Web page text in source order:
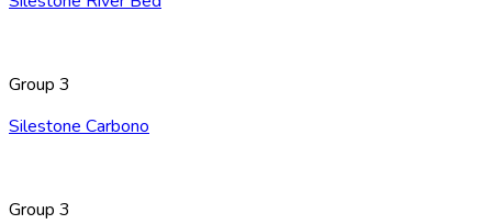
Group 3
Silestone Carbono
Group 3